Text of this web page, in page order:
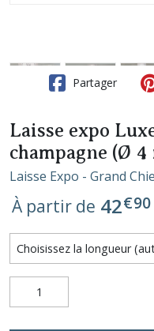
Partager
Laisse expo
champagne (Ø 4
Laisse Expo - Grand
À partir de 42€90